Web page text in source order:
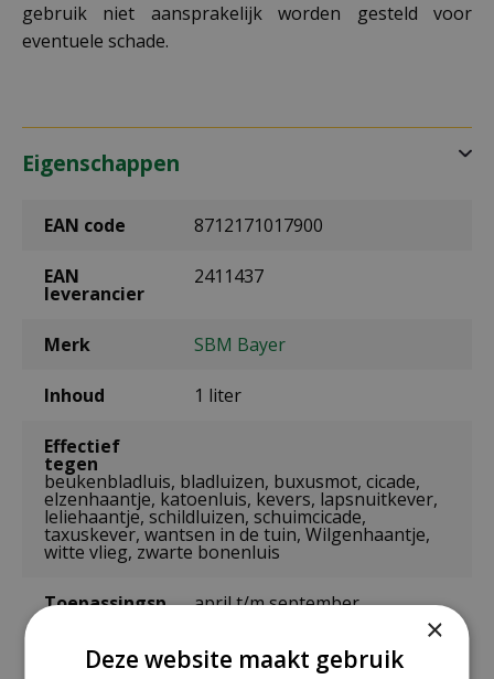
gebruik niet aansprakelijk worden gesteld voor
eventuele schade.
Eigenschappen
EAN code 8712171017900
EAN
leverancier
2411437
Merk SBM Bayer
Inhoud 1 liter
Effectief
tegen
beukenbladluis, bladluizen, buxusmot, cicade,
elzenhaantje, katoenluis, kevers, lapsnuitkever,
leliehaantje, schildluizen, schuimcicade,
taxuskever, wantsen in de tuin, Wilgenhaantje,
witte vlieg, zwarte bonenluis
Toepassingsp april t/m september
×
Deze website maakt gebruik